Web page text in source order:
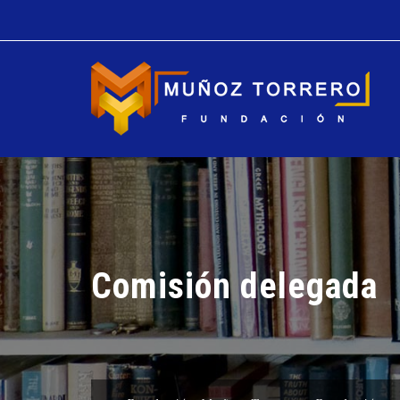
Comisión delegada